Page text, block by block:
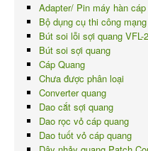
Adapter/ Pin máy hàn cáp
Bộ dụng cụ thi công mạng
Bút soi lỗi sợi quang VFL-
Bút soi sợi quang
Cáp Quang
Chưa được phân loại
Converter quang
Dao cắt sợi quang
Dao rọc vỏ cáp quang
Dao tuốt vỏ cáp quang